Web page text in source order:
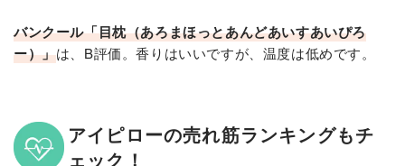
バンクール「目枕（あろまほっとあんどあいすあいぴろ
ー）」は、B評価。香りはいいですが、温度は低めです。
アイピローの売れ筋ランキングもチ
ェック！